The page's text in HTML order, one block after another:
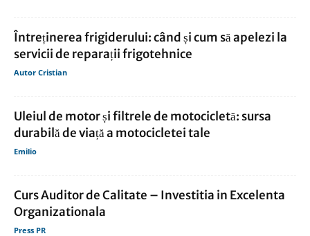
Întreținerea frigiderului: când și cum să apelezi la
servicii de reparații frigotehnice
Autor Cristian
Uleiul de motor și filtrele de motocicletă: sursa
durabilă de viață a motocicletei tale
Emilio
Curs Auditor de Calitate – Investitia in Excelenta
Organizationala
Press PR